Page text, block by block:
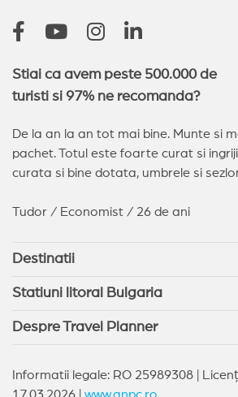
Stiai ca avem peste 500.000 de
turisti si 97% ne recomanda?
De la an la an tot mai bine. Munte si
pachet. Totul este foarte curat si
curata si bine dotata, umbrele si
Tudor / Economist / 26 de ani
Destinatii
Statiuni litoral Bulgaria
Despre Travel Planner
Informatii legale: RO 25989308 |
17.03.2026 | www.anpc.ro